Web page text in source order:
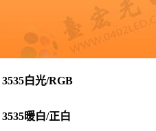
3535白光/RGB
3535暖白/正白